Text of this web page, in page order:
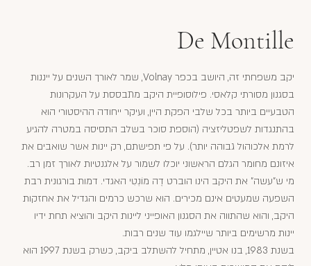
De Montille
יקב משפחתי זה, היושב בכפר Volnay, שמר לאורך השנים על ייננות
בסגנון מסורתי קלאסי. פילוסופיית היקב מתבססת על העקרונות
הטבעיים ביותר בכל שלבי הפקת היין, ועיקר ייחודה ההיסטורי הוא
בהתנגדות לשפטליזציה (הוספת סוכר בשלב התסיסה במטרה להגיע
לרמת אלכוהול גבוהה יותר). על פי תפישתם, רק יינות אשר שואבים את
איזונם מחומר הגלם הראשוני יוכלו לשמור על אלגנטיות לאורך זמן רב.
מי ש"עשה" את היקב הינו הוברט דֶה מוֹנְטִי האגדי. דמות בורגונית רבת
השפעה שמעטים אינם מכירים. הוא שרכש כרמים והגדיל את אחזקות
היקב, והוא שהתווה את הסגנון האופייני ליינות היקב והוציא תחת ידיו
יינות מרשימים ביותר שיילגמו עוד שנים רבות.
בשנת 1983, בנו אטיין, מתחיל להשתלב ביקב, כשרק בשנת 1997 הוא